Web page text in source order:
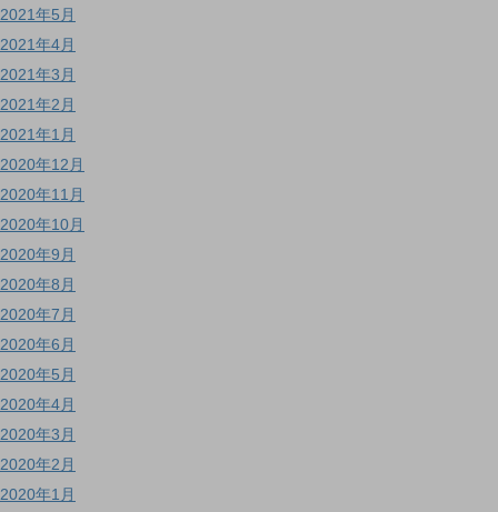
2021年5月
2021年4月
2021年3月
2021年2月
2021年1月
2020年12月
2020年11月
2020年10月
2020年9月
2020年8月
2020年7月
2020年6月
2020年5月
2020年4月
2020年3月
2020年2月
2020年1月